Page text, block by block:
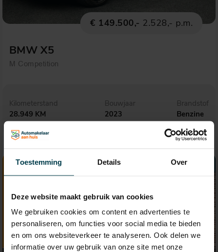
Toestemming Details Over
Deze website maakt gebruik van cookies
We gebruiken cookies om content en advertenties te
personaliseren, om functies voor social media te bieden
en om ons websiteverkeer te analyseren. Ook delen we
informatie over uw gebruik van onze site met onze
€ 149.500,- 2.528,- p.m.
BMW X5
M Competition
Kilometerstand
28.949 KM
Bouwjaar
2023
Brandstof
Benzine